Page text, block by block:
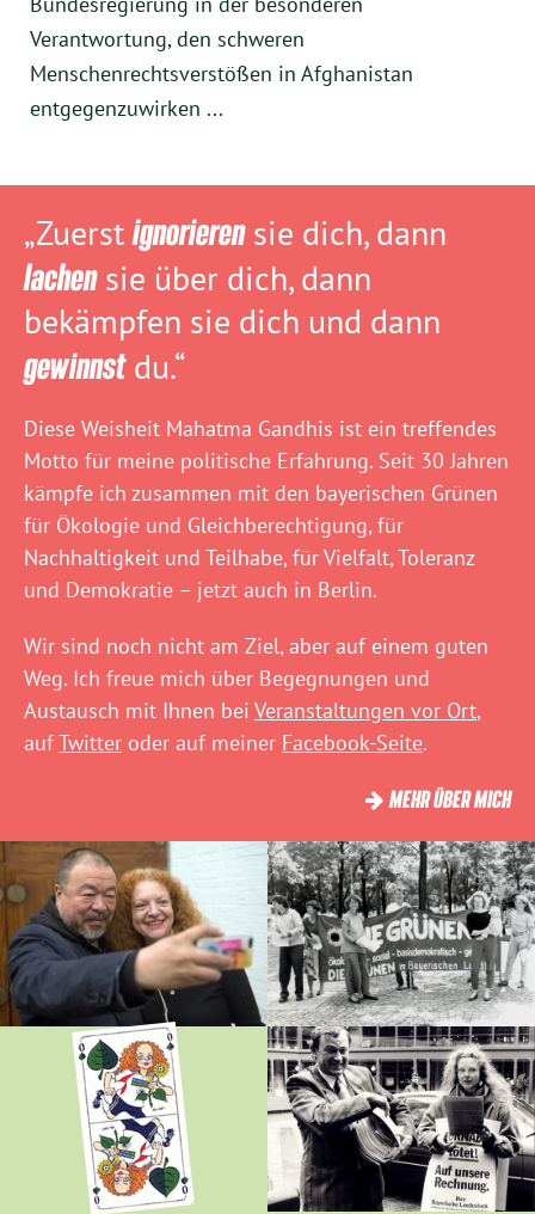
Verantwortung, den schweren
Menschenrechtsverstößen in Afghanistan
entgegenzuwirken ...
„Zuerstignorierensie dich, dann
lachensie über dich, dann
bekämpfen sie dich und dann
gewinnstdu.“
Diese Weisheit Mahatma Gandhis ist ein treffendes
Motto für meine politische Erfahrung. Seit 30 Jahren
kämpfe ich zusammen mit den bayerischen Grünen
für Ökologie und Gleichberechtigung, für
Nachhaltigkeit und Teilhabe, für Vielfalt, Toleranz
und Demokratie – jetzt auch in Berlin.
Wir sind noch nicht am Ziel, aber auf einem guten
Weg. Ich freue mich über Begegnungen und
Austausch mit Ihnen bei Veranstaltungen vor Ort,
aufTwitter oder auf meiner Facebook-Seite.
MEHR ÜBER MICH